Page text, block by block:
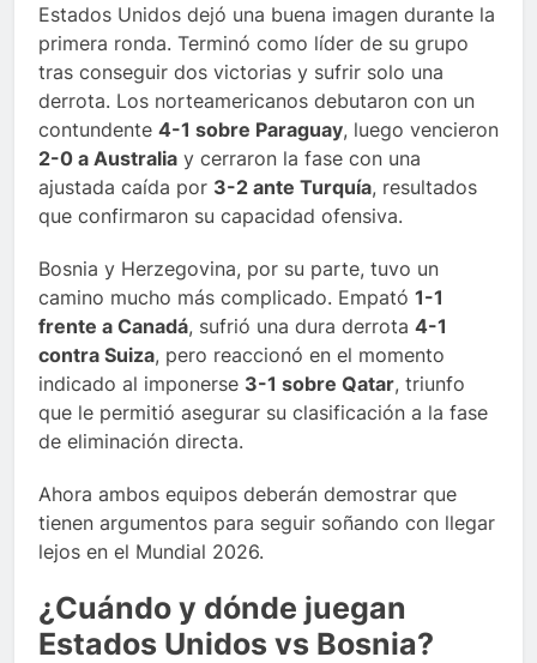
Estados Unidos dejó una buena imagen durante la
primera ronda. Terminó como líder de su grupo
tras conseguir dos victorias y sufrir solo una
derrota. Los norteamericanos debutaron con un
contundente 4-1 sobre Paraguay, luego vencieron
2-0 a Australia y cerraron la fase con una
ajustada caída por 3-2 ante Turquía, resultados
que confirmaron su capacidad ofensiva.
Bosnia y Herzegovina, por su parte, tuvo un
camino mucho más complicado. Empató 1-1
frente a Canadá, sufrió una dura derrota 4-1
contra Suiza, pero reaccionó en el momento
indicado al imponerse 3-1 sobre Qatar, triunfo
que le permitió asegurar su clasificación a la fase
de eliminación directa.
Ahora ambos equipos deberán demostrar que
tienen argumentos para seguir soñando con llegar
lejos en el Mundial 2026.
¿Cuándo y dónde juegan
Estados Unidos vs Bosnia?